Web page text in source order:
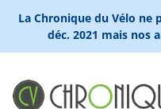
La Chronique du Vélo ne
déc. 2021 mais nos